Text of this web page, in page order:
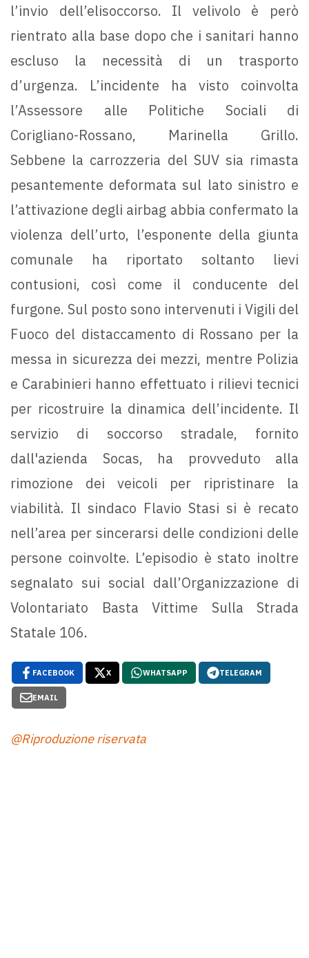
l’invio dell’elisoccorso. Il velivolo è però
rientrato alla base dopo che i sanitari hanno
escluso la necessità di un trasporto
d’urgenza. L’incidente ha visto coinvolta
l’Assessore alle Politiche Sociali di
Corigliano-Rossano, Marinella Grillo.
Sebbene la carrozzeria del SUV sia rimasta
pesantemente deformata sul lato sinistro e
l’attivazione degli airbag abbia confermato la
violenza dell’urto, l’esponente della giunta
comunale ha riportato soltanto lievi
contusioni, così come il conducente del
furgone. Sul posto sono intervenuti i Vigili del
Fuoco del distaccamento di Rossano per la
messa in sicurezza dei mezzi, mentre Polizia
e Carabinieri hanno effettuato i rilievi tecnici
per ricostruire la dinamica dell’incidente. Il
servizio di soccorso stradale, fornito
dall'azienda Socas, ha provveduto alla
rimozione dei veicoli per ripristinare la
viabilità. Il sindaco Flavio Stasi si è recato
nell’area per sincerarsi delle condizioni delle
persone coinvolte. L’episodio è stato inoltre
segnalato sui social dall’Organizzazione di
Volontariato Basta Vittime Sulla Strada
Statale 106.
FACEBOOK X WHATSAPP TELEGRAM
EMAIL
@Riproduzione riservata